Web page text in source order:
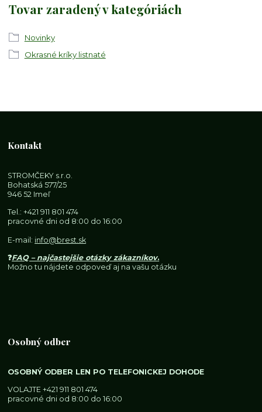
Tovar zaradený v kategóriách
Novinky
Okrasné kríky listnaté
Kontakt
STROMČEKY s.r.o.
Bohatská 577/25
946 52 Imeľ
Tel.:+421 911 801 474
pracovné dni od 8:00 do 16:00
E-mail: info@brest.sk
❓FAQ – najčastejšie otázky zákazníkov.
Možno tu nájdete odpoveď aj na vašu otázku
Osobný odber
OSOBNÝ ODBER LEN PO TELEFONICKEJ DOHODE
VOLAJTE+421 911 801 474
pracovné dni od 8:00 do 16:00